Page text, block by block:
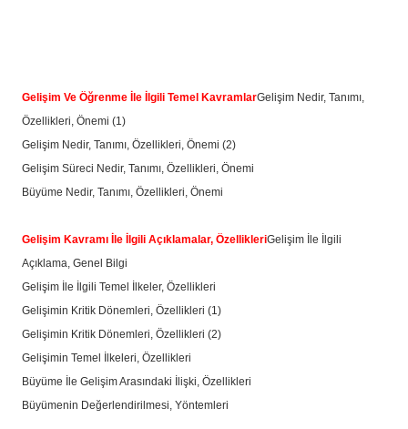
Gelişim Ve Öğrenme İle İlgili Temel KavramlarGelişim Nedir, Tanımı,
Özellikleri, Önemi (1)
Gelişim Nedir, Tanımı, Özellikleri, Önemi (2)
Gelişim Süreci Nedir, Tanımı, Özellikleri, Önemi
Büyüme Nedir, Tanımı, Özellikleri, Önemi
Gelişim Kavramı İle İlgili Açıklamalar, ÖzellikleriGelişim İle İlgili
Açıklama, Genel Bilgi
Gelişim İle İlgili Temel İlkeler, Özellikleri
Gelişimin Kritik Dönemleri, Özellikleri (1)
Gelişimin Kritik Dönemleri, Özellikleri (2)
Gelişimin Temel İlkeleri, Özellikleri
Büyüme İle Gelişim Arasındaki İlişki, Özellikleri
Büyümenin Değerlendirilmesi, Yöntemleri